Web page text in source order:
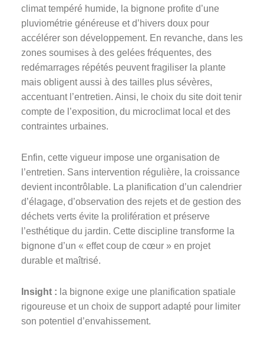
climat tempéré humide, la bignone profite d’une
pluviométrie généreuse et d’hivers doux pour
accélérer son développement. En revanche, dans les
zones soumises à des gelées fréquentes, des
redémarrages répétés peuvent fragiliser la plante
mais obligent aussi à des tailles plus sévères,
accentuant l’entretien. Ainsi, le choix du site doit tenir
compte de l’exposition, du microclimat local et des
contraintes urbaines.
Enfin, cette vigueur impose une organisation de
l’entretien. Sans intervention régulière, la croissance
devient incontrôlable. La planification d’un calendrier
d’élagage, d’observation des rejets et de gestion des
déchets verts évite la prolifération et préserve
l’esthétique du jardin. Cette discipline transforme la
bignone d’un « effet coup de cœur » en projet
durable et maîtrisé.
Insight : la bignone exige une planification spatiale
rigoureuse et un choix de support adapté pour limiter
son potentiel d’envahissement.